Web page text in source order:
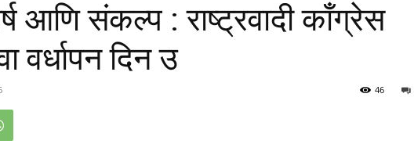
आणि संकल्प : राष्ट्रवादी काँग्रेस
वर्धापन दिन उ
46